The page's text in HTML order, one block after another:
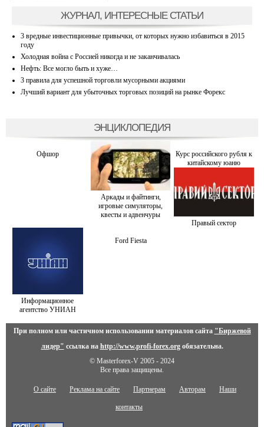
ЖУРНАЛ, ИНТЕРЕСНЫЕ СТАТЬИ
3 вредные инвестиционные привычки, от которых нужно избавиться в 2015
году
Холодная война с Россией никогда и не заканчивалась
Нефть: Все могло быть и хуже…
3 правила для успешной торговли мусорными акциями
Лучший вариант для убыточных торговых позиций на рынке Форекс
ЭНЦИКЛОПЕДИЯ
Офшор
Аркады и файтинги,
игровые симуляторы,
квесты и адвенчуры
Курс российского рубля к
китайскому юаню
Правый сектор
Информационное
агентство УНИАН
Ford Fiesta
При полном или частичном использовании материалов сайта "Биржевой
лидер" ссылка на http://www.profi-forex.orgобязательна.
© Masterforex-V 2005 - 2024
Все права защищены.
О сайте Реклама на сайте Партнерам Авторам Наши
контакты